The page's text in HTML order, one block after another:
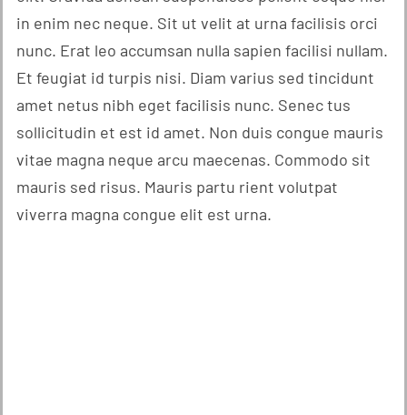
in enim nec neque. Sit ut velit at urna facilisis orci
nunc. Erat leo accumsan nulla sapien facilisi nullam.
Et feugiat id turpis nisi. Diam varius sed tincidunt
amet netus nibh eget facilisis nunc. Senec tus
sollicitudin et est id amet. Non duis congue mauris
vitae magna neque arcu maecenas. Commodo sit
mauris sed risus. Mauris partu rient volutpat
viverra magna congue elit est urna.